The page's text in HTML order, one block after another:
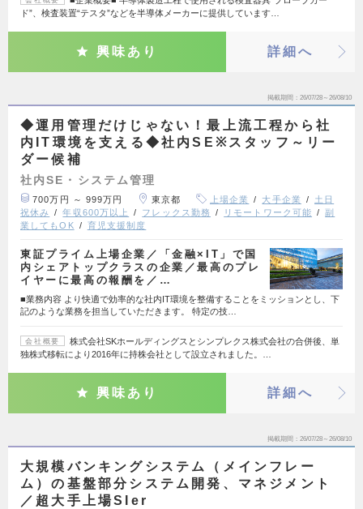
ド”、検査装置“テスタ”などを半導体メーカーに提供しています…
興味あり 詳細へ
掲載期間 26/07/28～26/08/10
◆運用管理だけじゃない！最上流工程から社
内IT環境を支える◆社内SE※スタッフ～リー
ダー候補
社内SE・システム管理
700万円 ～ 999万円 東京都 上場企業 大手企業
土日
祝休み
年収600万以上 フレックス勤務 リモートワーク可能
副
業してもOK
育児支援制度
東証プライム上場企業／「金融×IT」で国
内シェアトップクラスの企業／最高のプレ
イヤーに最高の報酬を／…
■業務内容 より快適で効率的な社内IT環境を整備することをミッションとし、下
記のような業務を担当していただきます。 特定の技…
会社概要
株式会社SKホールディングスとシンプレクス株式会社の合併後、単
独株式移転により2016年に持株会社として設立されました。…
興味あり 詳細へ
掲載期間 26/07/28～26/08/10
大規模バンキングシステム（メインフレー
ム）の基盤部分システム開発、マネジメント
／超大手上場SIer